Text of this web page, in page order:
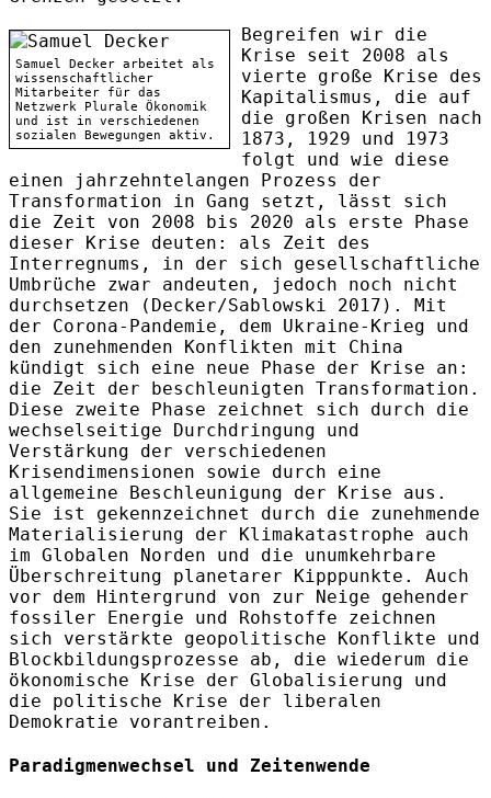
Samuel Decker arbeitet als
wissenschaftlicher
Mitarbeiter für das
Netzwerk Plurale Ökonomik
und ist in verschiedenen
sozialen Bewegungen aktiv.
Begreifen wir die
Krise seit 2008 als
vierte große Krise des
Kapitalismus, die auf
die großen Krisen nach
1873, 1929 und 1973
folgt und wie diese
einen jahrzehntelangen Prozess der
Transformation in Gang setzt, lässt sich
die Zeit von 2008 bis 2020 als erste Phase
dieser Krise deuten: als Zeit des
Interregnums, in der sich gesellschaftliche
Umbrüche zwar andeuten, jedoch noch nicht
durchsetzen (Decker/Sablowski 2017). Mit
der Corona-Pandemie, dem Ukraine-Krieg und
den zunehmenden Konflikten mit China
kündigt sich eine neue Phase der Krise an:
die Zeit der beschleunigten Transformation.
Diese zweite Phase zeichnet sich durch die
wechselseitige Durchdringung und
Verstärkung der verschiedenen
Krisendimensionen sowie durch eine
allgemeine Beschleunigung der Krise aus.
Sie ist gekennzeichnet durch die zunehmende
Materialisierung der Klimakatastrophe auch
im Globalen Norden und die unumkehrbare
Überschreitung planetarer Kipppunkte. Auch
vor dem Hintergrund von zur Neige gehender
fossiler Energie und Rohstoffe zeichnen
sich verstärkte geopolitische Konflikte und
Blockbildungsprozesse ab, die wiederum die
ökonomische Krise der Globalisierung und
die politische Krise der liberalen
Demokratie vorantreiben.
Paradigmenwechsel und Zeitenwende